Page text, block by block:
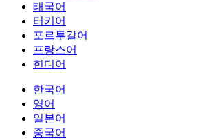
태국어
터키어
포르투갈어
프랑스어
힌디어
한국어
영어
일본어
중국어